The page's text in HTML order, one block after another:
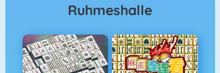
Ruhmeshalle